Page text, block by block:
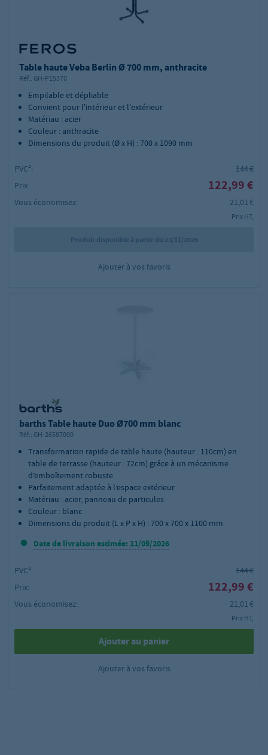
Table haute Veba Berlin Ø 700 mm, anthracite
Réf.: GH-P15370
Empilable et dépliable
Convient pour l'intérieur et l'extérieur
Matériau : acier
Couleur : anthracite
Dimensions du produit (Ø x H) : 700 x 1090 mm
PVC²:
144 €
Prix:
122,99 €
Vous économisez: 21,01 €
Prix HT,
Produit disponible à partir du 23/11/2026
Ajouter à vos favoris
barths Table haute Duo Ø700 mm blanc
Réf.: GH-26587000
Transformation rapide de table haute (hauteur : 110cm) en
table de terrasse (hauteur : 72cm) grâce à un mécanisme
d’emboîtement robuste
Parfaitement adaptée à l’espace extérieur
Matériau : acier, panneau de particules
Couleur : blanc
Dimensions du produit (L x P x H) : 700 x 700 x 1100 mm
Date de livraison estimée: 11/09/2026
PVC²:
144 €
Prix:
122,99 €
Vous économisez: 21,01 €
Prix HT,
Ajouter au panier
Ajouter à vos favoris